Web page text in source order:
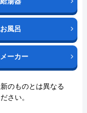
お風呂
メーカー
のものとは異なる
さい。